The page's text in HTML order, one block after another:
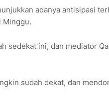
adanya antisipasi
Minggu.
sedekat ini, dan mediator
sudah dekat, dan